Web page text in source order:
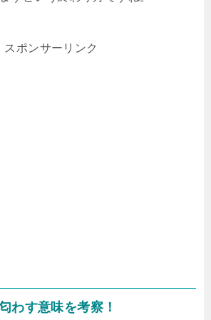
スポンサーリンク
わす意味を考察！